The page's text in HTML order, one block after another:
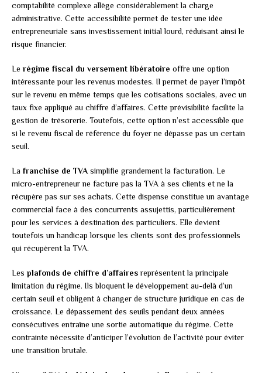
comptabilité complexe allège considérablement la charge
administrative. Cette accessibilité permet de tester une idée
entrepreneuriale sans investissement initial lourd, réduisant ainsi le
risque financier.
Le régime fiscal du versement libératoire offre une option
intéressante pour les revenus modestes. Il permet de payer l’impôt
sur le revenu en même temps que les cotisations sociales, avec un
taux fixe appliqué au chiffre d’affaires. Cette prévisibilité facilite la
gestion de trésorerie. Toutefois, cette option n’est accessible que
si le revenu fiscal de référence du foyer ne dépasse pas un certain
seuil.
La franchise de TVAsimplifie grandement la facturation. Le
micro-entrepreneur ne facture pas la TVA à ses clients et ne la
récupère pas sur ses achats. Cette dispense constitue un avantage
commercial face à des concurrents assujettis, particulièrement
pour les services à destination des particuliers. Elle devient
toutefois un handicap lorsque les clients sont des professionnels
qui récupèrent la TVA.
Les plafonds de chiffre d’affairesreprésentent la principale
limitation du régime. Ils bloquent le développement au-delà d’un
certain seuil et obligent à changer de structure juridique en cas de
croissance. Le dépassement des seuils pendant deux années
consécutives entraîne une sortie automatique du régime. Cette
contrainte nécessite d’anticiper l’évolution de l’activité pour éviter
une transition brutale.